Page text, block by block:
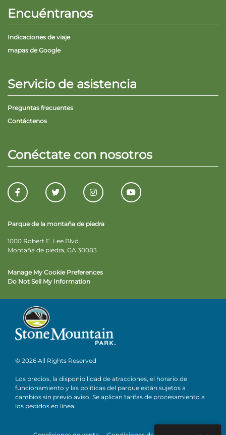
Encuéntranos
Indicaciones de viaje
mapas de Google
Servicio de asistencia
Preguntas frecuentes
Contáctenos
Conéctate con nosotros
Parque de la montaña de piedra
1000 Robert E. Lee Blvd.
Montaña de piedra, GA 30083
Manage My Cookie Preferences
Do Not Sell My Information
© 2026 All Rights Reserved
Los precios, la disponibilidad de atracciones, el horario de
funcionamiento y las políticas del parque están sujetos a
cambios sin previo aviso. Se aplican tarifas de procesamiento a
los pedidos en línea.